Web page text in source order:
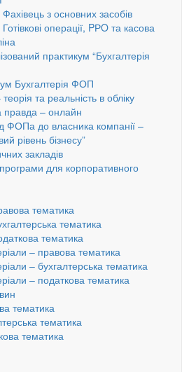
Фахівець з основних засобів
операції, PРO та касова
практикум “Бухгалтерія
Бухгалтерія ФОП
та реальність в обліку
правда – онлайн
ФОПа до власника компанії –
рівень бізнесу”
закладів
програми для корпоративного
тематика
тематика
тематика
– правова тематика
– бухгалтерська тематика
– податкова тематика
тематика
тематика
тематика